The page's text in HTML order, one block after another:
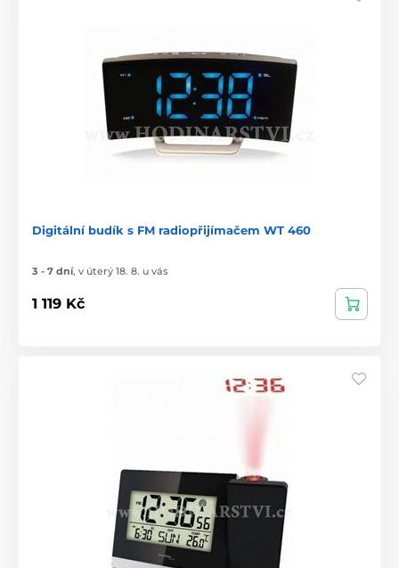
Digitální budík s FM radiopřijímačem WT 460
3 - 7 dní, v úterý 18. 8. u vás
1 119 Kč